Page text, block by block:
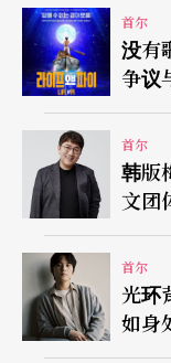
首尔
没有
争议
首尔
韩版
文团
首尔
光环
如身